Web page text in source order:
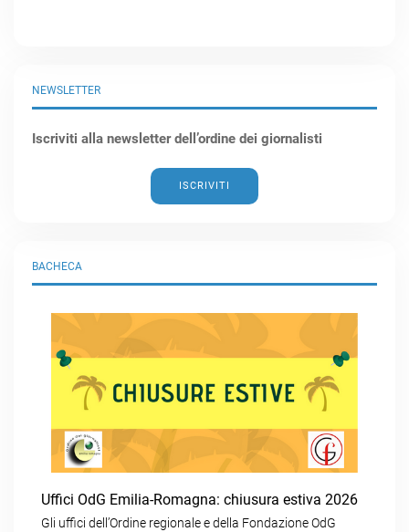
BACHECA
Uffici OdG Emilia-Romagna: chiusura estiva 2026
Gli uffici dell’Ordine regionale e della Fondazione OdG
NEWSLETTER
Iscriviti alla newsletter dell’ordine dei giornalisti
ISCRIVITI